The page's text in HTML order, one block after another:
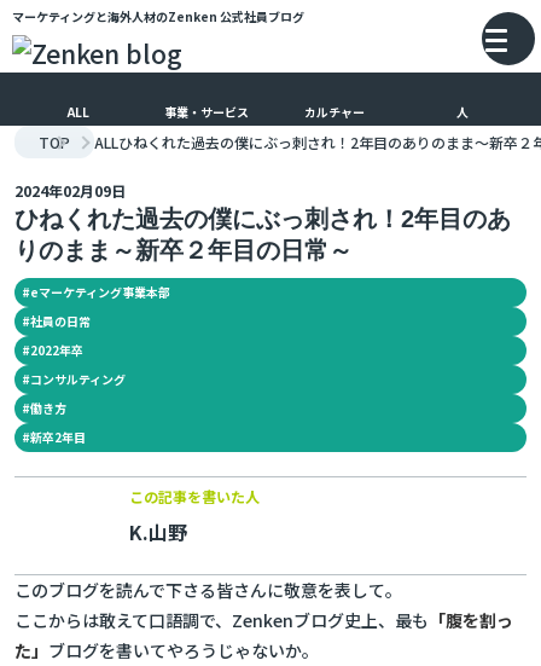
メインコンテンツにスキップ
マーケティングと海外人材のZenken 公式社員ブログ
ALL 事業・サービス カルチャー 人
TOP ALLひねくれた過去の僕にぶっ刺され！2年目のありのまま～新卒２
ひねくれた過去の僕にぶっ刺され！2年目のあ
りのまま～新卒２年目の日常～
2024年02月09日
#eマーケティング事業本部
#社員の日常
#2022年卒
#コンサルティング
#働き方
#新卒2年目
この記事を書いた人
K.山野
このブログを読んで下さる皆さんに敬意を表して。
ここからは敢えて口語調で、Zenkenブログ史上、最も 「腹を割っ
た」 ブログを書いてやろうじゃないか。